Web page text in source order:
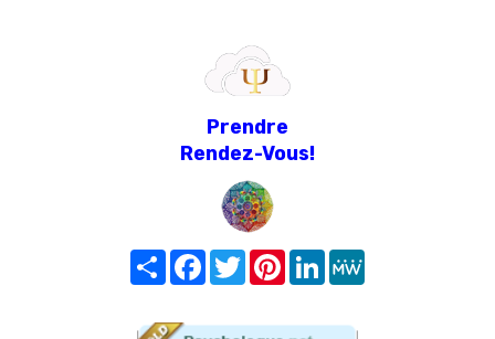
Prendre
Rendez-Vous!
Share FacebookTwitterPinterest
LinkedIn